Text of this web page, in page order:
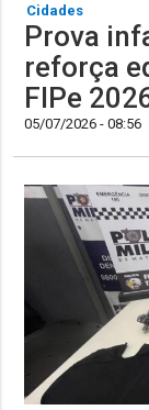
Cidades
Prova
reforça
FIPe
05/07/2026 - 08:56